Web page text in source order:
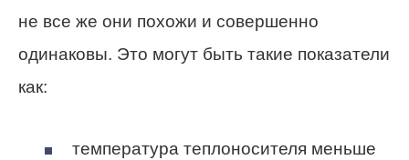
не все же они похожи и совершенно
одинаковы. Это могут быть такие показатели
как:
температура теплоносителя меньше